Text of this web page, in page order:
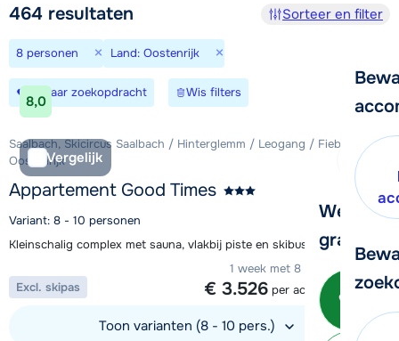
We
graag
Bel
464 resultaten Sorteer en filter
8 personen × Land: Oostenrijk ×
Bewaar zoekopdracht Wis filters
8,0
Vergelijk
Saalbach, Skicircus Saalbach / Hinterglemm / Leogang / Fieberbrunn,
Oostenrijk
Appartement Good Times
Variant: 8 - 10 personen
Kleinschalig complex met sauna, vlakbij piste en skibus in Saalbach
1 week met 8 personen vanaf
€ 3.526 per accommodatie
Excl. skipas
Toon varianten (8 - 10 pers.)